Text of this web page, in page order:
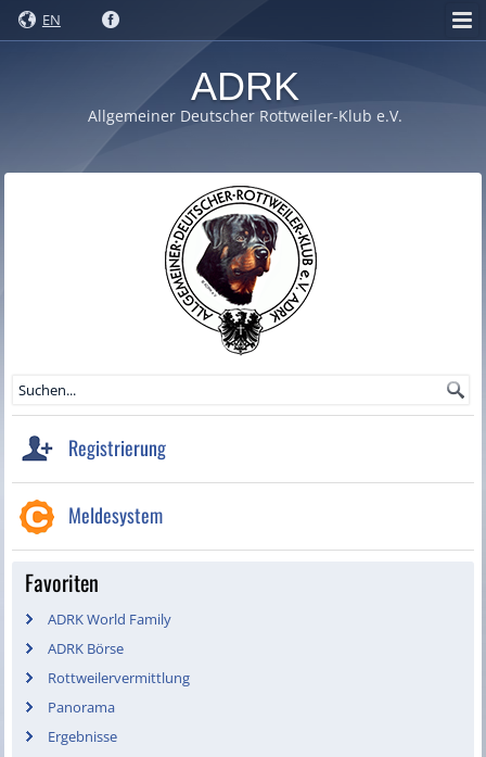
EN
ADRK
Allgemeiner Deutscher Rottweiler-Klub e.V.
Registrierung
Meldesystem
Favoriten
ADRK World Family
ADRK Börse
Rottweilervermittlung
Panorama
Ergebnisse